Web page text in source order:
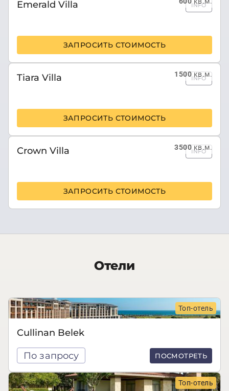
Emerald Villa INFO
ЗАПРОСИТЬ СТОИМОСТЬ
1500кв.м.
Tiara Villa INFO
ЗАПРОСИТЬ СТОИМОСТЬ
3500кв.м.
Crown Villa INFO
ЗАПРОСИТЬ СТОИМОСТЬ
Отели
Топ-отель
Cullinan Belek
По запросу ПОСМОТРЕТЬ
Топ-отель